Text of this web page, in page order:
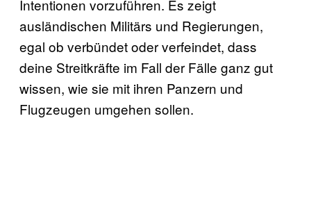
Intentionen vorzuführen. Es zeigt
ausländischen Militärs und Regierungen,
egal ob verbündet oder verfeindet, dass
deine Streitkräfte im Fall der Fälle ganz gut
wissen, wie sie mit ihren Panzern und
Flugzeugen umgehen sollen.